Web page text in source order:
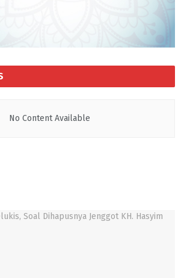
No Content Available